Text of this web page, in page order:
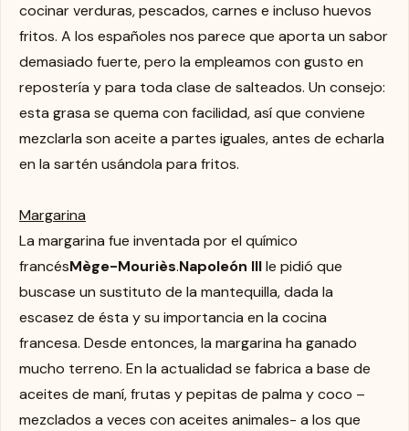
cocinar verduras, pescados, carnes e incluso huevos
fritos. A los españoles nos parece que aporta un sabor
demasiado fuerte, pero la empleamos con gusto en
repostería y para toda clase de salteados. Un consejo:
esta grasa se quema con facilidad, así que conviene
mezclarla son aceite a partes iguales, antes de echarla
en la sartén usándola para fritos.
Margarina
La margarina fue inventada por el químico
francésMège-Mouriès.Napoleón IIIle pidió que
buscase un sustituto de la mantequilla, dada la
escasez de ésta y su importancia en la cocina
francesa. Desde entonces, la margarina ha ganado
mucho terreno. En la actualidad se fabrica a base de
aceites de maní, frutas y pepitas de palma y coco –
mezclados a veces con aceites animales- a los que